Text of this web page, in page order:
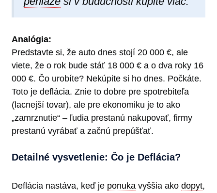
Analógia:
Predstavte si, že auto dnes stojí 20 000 €, ale
viete, že o rok bude stáť 18 000 € a o dva roky 16
000 €. Čo urobíte? Nekúpite si ho dnes. Počkáte.
Toto je deflácia. Znie to dobre pre spotrebiteľa
(lacnejší tovar), ale pre ekonomiku je to ako
„zamrznutie“ – ľudia prestanú nakupovať, firmy
prestanú vyrábať a začnú prepúšťať.
Detailné vysvetlenie: Čo je Deflácia?
Deflácia nastáva, keď je ponuka vyššia ako dopyt,